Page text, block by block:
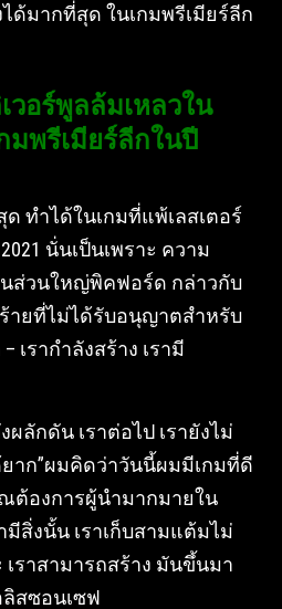
ด้มากที่สุด ในเกมพรีเมียร์ลีก
วอร์พูลล้มเหลวใน
มพรีเมียร์ลีกในปี
ด ทําได้ในเกมที่แพ้เลสเตอร์
นั่นเป็นเพราะ ความ
ส่วนใหญ่พิคฟอร์ด กล่าวกับ
ายที่ไม่ได้รับอนุญาตสําหรับ
เรากําลังสร้าง เรามี
ลักดัน เราต่อไป เรายังไม่
าก”ผมคิดว่าวันนี้ผมมีเกมที่ดี
ต้องการผู้นํามากมายใน
สิ่งนั้น เราเก็บสามแต้มไม่
เราสามารถสร้าง มันขึ้นมา
ลิสซอนเซฟ